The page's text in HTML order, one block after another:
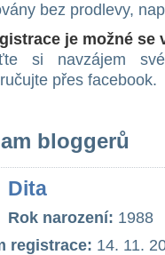
bez prodlevy,
je možné se
si navzájem
přes facebook.
bloggerů
Dita
Rok narození: 1988
registrace: 14. 11.